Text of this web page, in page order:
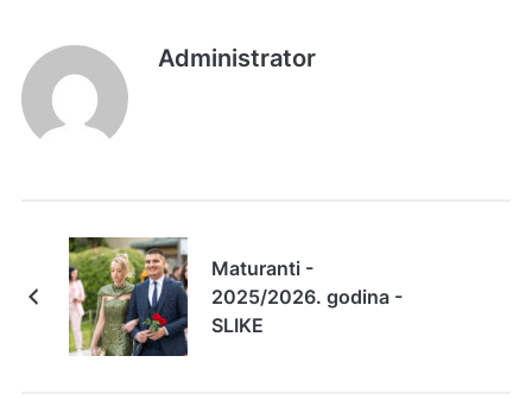
Administrator
Maturanti -
2025/2026. godina -
SLIKE